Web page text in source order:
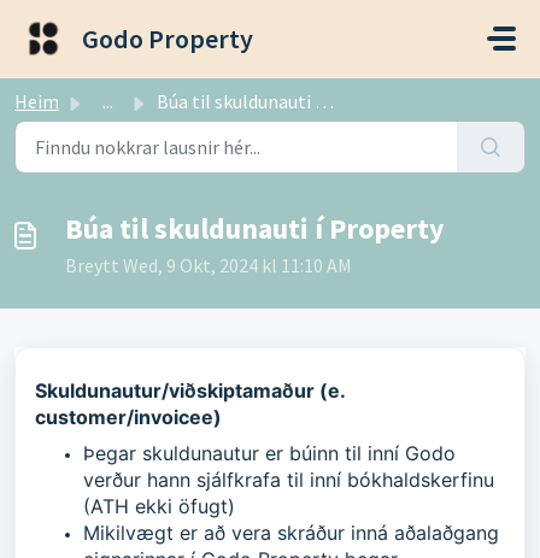
Godo Property
Heim ... Búa til skuldunauti í Property
Búa til skuldunauti í Property
Breytt Wed, 9 Okt, 2024 kl 11:10 AM
Skuldunautur/viðskiptamaður (e.
customer/invoicee)
Þegar skuldunautur er búinn til inní Godo
verður hann sjálfkrafa til inní bókhaldskerfinu
(ATH ekki öfugt)
Mikilvægt er að vera skráður inná aðalaðgang